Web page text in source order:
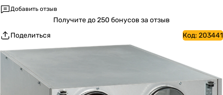
Добавить отзыв
Получитедо 250 бонусов за отзыв
Поделиться
Код: 203441